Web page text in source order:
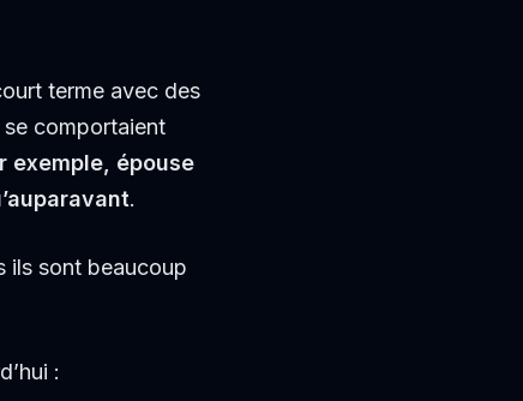
terme avec des
se comportaient
exemple, épouse
.
ils sont beaucoup
: